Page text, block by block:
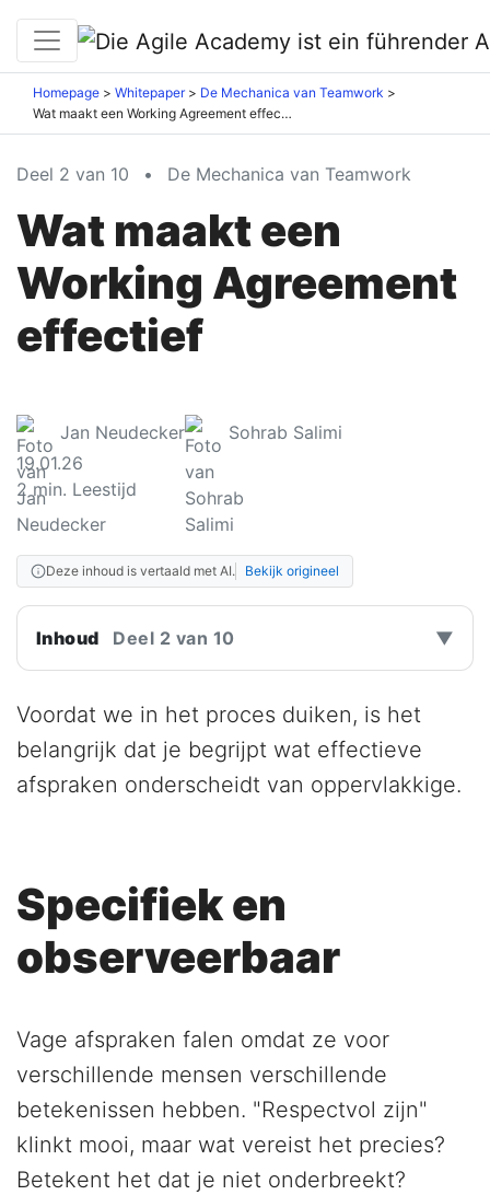
Homepage Whitepaper
De Mechanica van Teamwork
Wat maakt een Working Agreement effectief
Deel 2 van 10 • De Mechanica van Teamwork
Wat maakt een
Working Agreement
effectief
Jan Neudecker
Sohrab Salimi
19.01.26
2min. Leestijd
Deze inhoud is vertaald met AI. Bekijk origineel
Inhoud Deel 2 van 10 ▼
Voordat we in het proces duiken, is het
belangrijk dat je begrijpt wat effectieve
afspraken onderscheidt van oppervlakkige.
Specifiek en
observeerbaar
Vage afspraken falen omdat ze voor
verschillende mensen verschillende
betekenissen hebben. "Respectvol zijn"
klinkt mooi, maar wat vereist het precies?
Betekent het dat je niet onderbreekt?